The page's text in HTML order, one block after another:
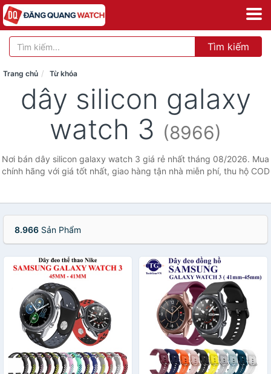
Tìm kiếm
Trang chủ Từ khóa
dây silicon galaxy
watch 3 (8966)
Nơi bán dây silicon galaxy watch 3 giá rẻ nhất tháng 08/2026. Mua
chính hãng với giá tốt nhất, giao hàng tận nhà miễn phí, thu hộ COD
8.966 Sản Phẩm